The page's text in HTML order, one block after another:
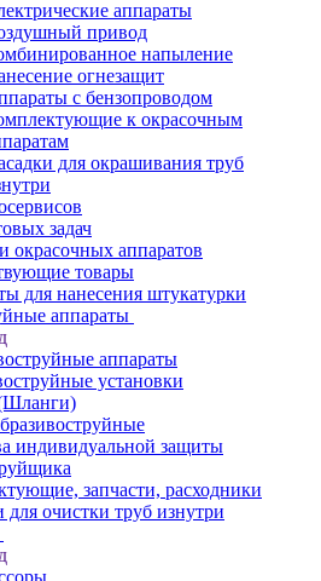
аппараты
привод
напыление
огнезащит
с бензопроводом
к окрасочным
для окрашивания труб
задач
окрасочных аппаратов
товары
для нанесения штукатурки
аппараты
аппараты
установки
индивидуальной защиты
запчасти, расходники
для очистки труб изнутри